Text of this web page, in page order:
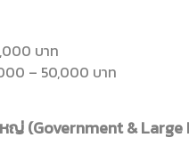
บาท
– 50,000 บาท
ญ่ (Government &